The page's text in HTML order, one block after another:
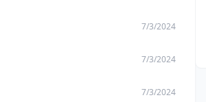
7/3/2024
7/3/2024
7/3/2024